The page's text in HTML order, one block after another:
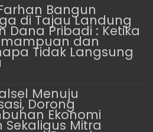
Bangun
di Tajau Landung
Dana Pribadi : Ketika
dan
Tidak Langsung
Menuju
Dorong
Ekonomi
Sekaligus Mitra